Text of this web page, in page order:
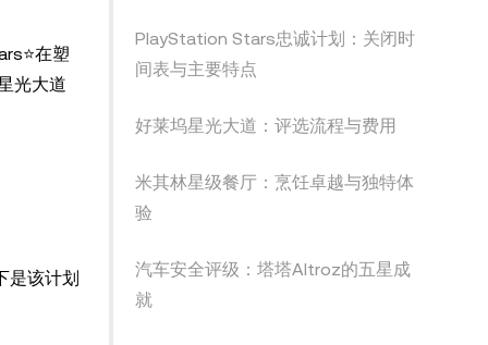
在塑
光大道
是该计划
PlayStation Stars忠诚计划：关闭时
间表与主要特点
好莱坞星光大道：评选流程与费用
米其林星级餐厅：烹饪卓越与独特体
验
汽车安全评级：塔塔Altroz的五星成
就